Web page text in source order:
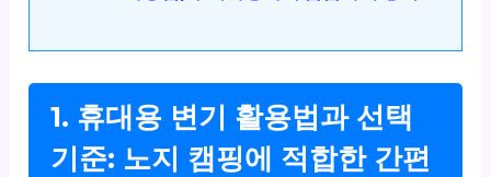
1. 휴대용 변기 활용법과 선택
기준: 노지 캠핑에 적합한 간편